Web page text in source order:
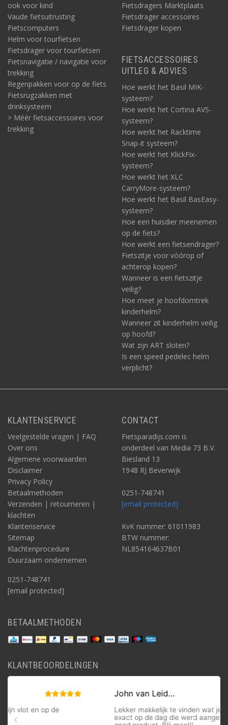
ook voor kind
Vaude fietsuitrusting
Fietscomputers
Helm voor tourfietsen
Fietsdrager voor tourfietsen
Fietsnavigatie / navigatie voor
trekking
Regenpakken voor op de fiets
Fietsrugzakken met
drinksysteem
> Méér fietsaccessoires voor
trekking
Fietsdragers Marktplaats
Fietsdrager accessoires
Fietsdrager kopen
FIETSACCESSOIRES
UITLEG & ADVIES
Hoe werkt het Basil MIK-
systeem?
Hoe werkt het Cortina AVS-
systeem?
Hoe werkt het Racktime
Snap-it systeem?
Hoe werkt het KlickFix-
systeem?
Hoe werkt het XLC
CarryMore-systeem?
Hoe werkt het Basil BasEasy-
systeem?
Hoe een huisdier meenemen
op de fiets?
Hoe werkt een fietsendrager?
Fietszitje voor vóórop of
achterop kopen?
Wanneer is een fietszitje
veilig?
Hoe meet je hoofdomtrek
kinderhelm?
Wanneer zit kinderhelm veilig
op hoofd?
Wat zijn ART sloten?
Is een speed pedelec helm
verplicht?
KLANTENSERVICE
Veelgestelde vragen | FAQ
Over ons
Algemene voorwaarden
Disclaimer
Privacy Policy
Betaalmethoden
Verzenden | retourneren |
klachten
Klantenservice
Sitemap
Klachtenprocedure
Duurzaam ondernemen
0251-748741
[email protected]
CONTACT
Fietsparadijs.com is
onderdeel van Media 73 B.V.
Biesland 13
1948 RJ Beverwijk
0251-748741
[email protected]
KvK nummer: 61011983
BTW nummer:
NL854164637B01
BETAALMETHODEN
KLANTBEOORDELINGEN